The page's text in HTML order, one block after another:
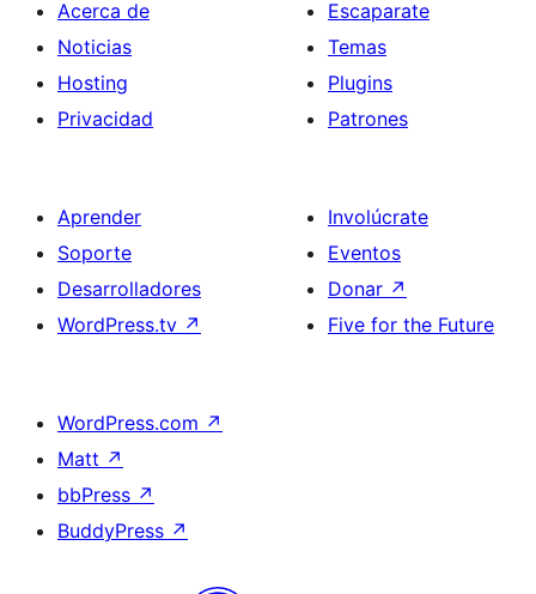
Acerca de
Noticias
Hosting
Privacidad
Escaparate
Temas
Plugins
Patrones
Aprender
Soporte
Desarrolladores
WordPress.tv ↗
Involúcrate
Eventos
Donar ↗
Five for the Future
WordPress.com ↗
Matt ↗
bbPress ↗
BuddyPress ↗